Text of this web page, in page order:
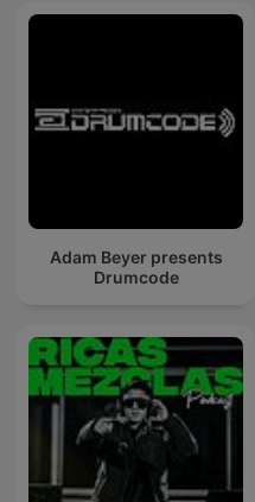
Adam Beyer presents
Drumcode